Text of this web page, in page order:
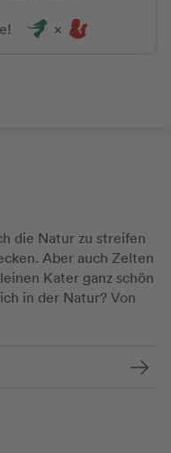
die Natur zu streifen
Aber auch Zelten
Kater ganz schön
in der Natur? Von